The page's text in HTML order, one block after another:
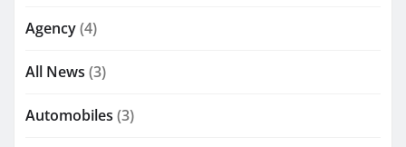
Agency(4)
All News (3)
Automobiles (3)